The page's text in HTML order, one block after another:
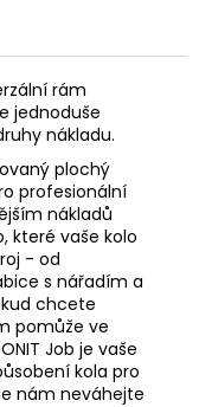
rám
jednoduše
nákladu.
plochý
profesionální
nákladů
které vaše kolo
- od
s nářadím a
chcete
pomůže ve
Job je vaše
kola pro
nám neváhejte